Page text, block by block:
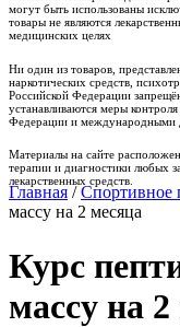
могут быть использованы
товары не являются
медицинских целях
Ни один из товаров,
наркотических средств,
Российской Федерации
устанавливаются меры
Федерации и международными
Материалы на сайте
терапии и диагностики любых
лекарственных средств.
Главная /Спортивное
массу на 2 месяца
Курс
массу на